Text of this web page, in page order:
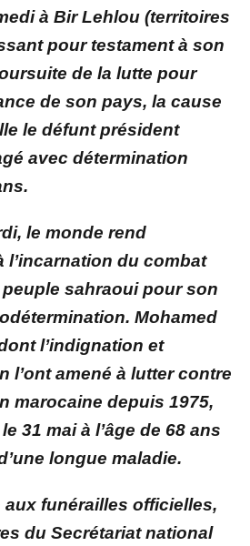
à Bir Lehlou (territoires
pour testament à son
de la lutte pour
de son pays, la cause
le défunt président
avec détermination
le monde rend
l’incarnation du combat
sahraoui pour son
Mohamed
l’indignation et
l’ont amené à lutter contre
marocaine depuis 1975,
31 mai à l’âge de 68 ans
longue maladie.
aux funérailles officielles,
du Secrétariat national